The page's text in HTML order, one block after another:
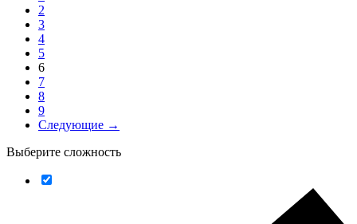
2
3
4
5
6
7
8
9
Следующие →
Выберите сложность